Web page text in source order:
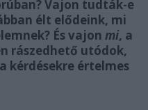
Vajon tudták-e
élt elődeink, mi
És vajon mi, a
rászedhető utódok,
kérdésekre értelmes